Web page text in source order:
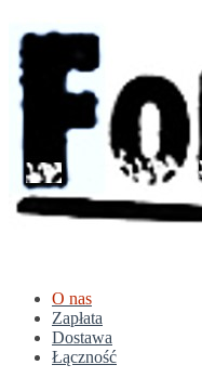
O nas
Zapłata
Dostawa
Łączność